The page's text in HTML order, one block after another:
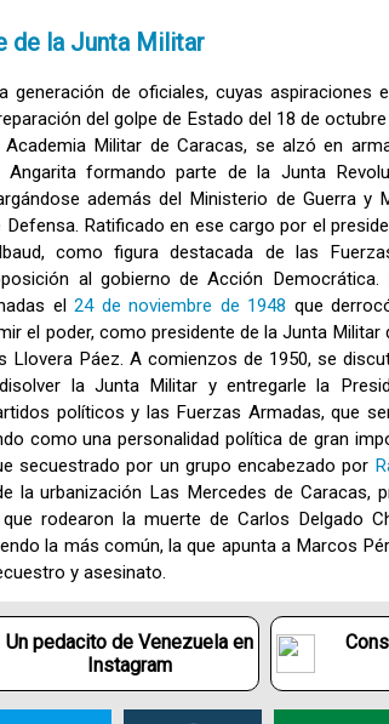
de la Junta Militar
generación de oficiales, cuyas aspiraciones
del golpe de Estado del 18 de octubre
Militar de Caracas, se alzó en
formando parte de la Junta
además del Ministerio de Guerra y
Ratificado en ese cargo por el
como figura destacada de las
al gobierno de Acción Democrática.
el24 de noviembre de 1948 que
el poder, como presidente de la Junta Militar
Llovera Páez. A comienzos de 1950, se
la Junta Militar y entregarle la
políticos y las Fuerzas Armadas, que
como una personalidad política de gran
secuestrado por un grupo encabezado por
la urbanización Las Mercedes de Caracas,
rodearon la muerte de Carlos Delgado
la más común, la que apunta a Marcos
y asesinato.
Un pedacito de Venezuela en
Instagram